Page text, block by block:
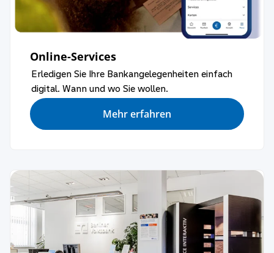
Online-Services
Erledigen Sie Ihre Bankangelegenheiten einfach
digital. Wann und wo Sie wollen.
Mehr erfahren